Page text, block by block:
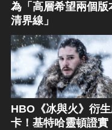
為「高層希望兩個版
清界線」
HBO《冰與火》衍
卡！基特哈靈頓證實